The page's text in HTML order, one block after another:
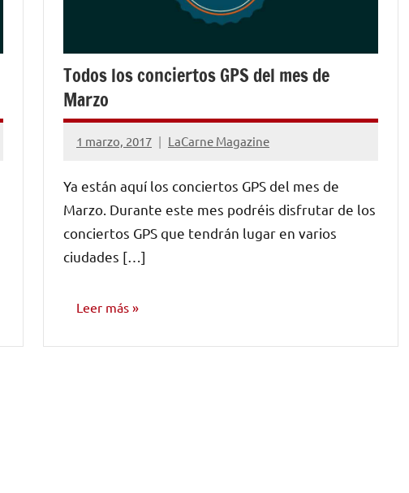
Todos los conciertos GPS del mes de
Marzo
1 marzo, 2017 LaCarne Magazine
No
comentarios
Ya están aquí los conciertos GPS del mes de
Marzo. Durante este mes podréis disfrutar de los
conciertos GPS que tendrán lugar en varios
ciudades […]
Leer más